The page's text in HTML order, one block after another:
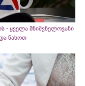
- ყველა მნიშვნელოვანი
ნახოთ